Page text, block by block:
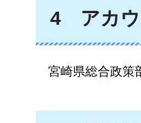
4 アカ
宮崎県総合政策